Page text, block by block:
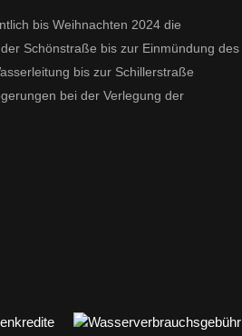
bis Weihnachten 2024 die
Schönstraße bis zur Einmündung des
bis zur Schillerstraße
bei der Verlegung der